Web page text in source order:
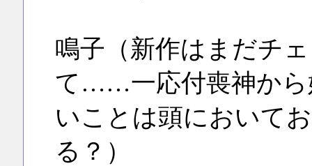
鳴子（新作はまだチ
て……一応付喪神から
いことは頭において
る？）